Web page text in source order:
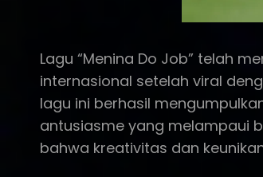
Lagu “Menina Do Job” telah
internasional setelah viral
lagu ini berhasil
antusiasme yang melampaui
bahwa kreativitas dan